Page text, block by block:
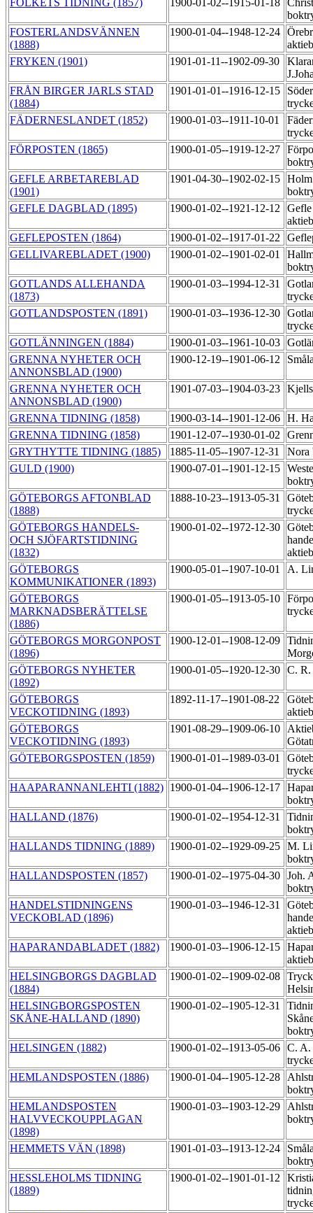
FOLKETS TIDNING (1857) 1900-01-02--1915-01-18
FOSTERLANDSVÄNNEN
(1888)
1900-01-04--1948-12-24
FRYKEN (1901)
1901-01-11--1902-09-30
FRÅN BIRGER JARLS STAD
(1884)
1901-01-01--1916-12-15
FÄDERNESLANDET (1852)
1900-01-03--1911-10-01
FÖRPOSTEN (1865)
1900-01-05--1919-12-27
GEFLE ARBETAREBLAD
(1901)
1901-04-30--1902-02-15
GEFLE DAGBLAD (1895)
1900-01-02--1921-12-12
GEFLEPOSTEN (1864)
1900-01-02--1917-01-22
GELLIVAREBLADET (1900)
1900-01-02--1901-02-01
GOTLANDS ALLEHANDA
(1873)
1900-01-03--1994-12-31
GOTLANDSPOSTEN (1891)
1900-01-03--1936-12-30
GOTLÄNNINGEN (1884)
1900-01-03--1961-10-03
GRENNA NYHETER OCH
ANNONSBLAD (1900)
1900-12-19--1901-06-12
GRENNA NYHETER OCH
ANNONSBLAD (1900)
1901-07-03--1904-03-23
GRENNA TIDNING (1858) 1900-03-14--1901-12-06 H.
GRENNA TIDNING (1858)
1901-12-07--1930-01-02
GRYTHYTTE TIDNING (1885)
1885-11-05--1907-12-31
Nora
GULD (1900)
1900-07-01--1901-12-15
GÖTEBORGS AFTONBLAD
(1888)
1888-10-23--1913-05-31
GÖTEBORGS HANDELS-
OCH SJÖFARTSTIDNING
(1832)
1900-01-02--1972-12-30
GÖTEBORGS
KOMMUNIKATIONER (1893)
1900-05-01--1907-10-01 A.
GÖTEBORGS
MARKNADSBERÄTTELSE
(1886)
1900-01-05--1913-05-10
GÖTEBORGS MORGONPOST
(1896)
1900-12-01--1908-12-09
GÖTEBORGS NYHETER
(1892)
1900-01-05--1920-12-30 C.
GÖTEBORGS
VECKOTIDNING (1893)
1892-11-17--1901-08-22
GÖTEBORGS
VECKOTIDNING (1893)
1901-08-29--1909-06-10
GÖTEBORGSPOSTEN (1859)
1900-01-01--1989-03-01
HAAPARANNANLEHTI (1882) 1900-01-04--1906-12-17
HALLAND (1876)
1900-01-02--1954-12-31
HALLANDS TIDNING (1889)
1900-01-02--1929-09-25 M.
HALLANDSPOSTEN (1857)
1900-01-02--1975-04-30 Joh.
HANDELSTIDNINGENS
VECKOBLAD (1896)
1900-01-03--1946-12-31
HAPARANDABLADET (1882)
1900-01-03--1906-12-15
HELSINGBORGS DAGBLAD
(1884)
1900-01-02--1909-02-08
HELSINGBORGSPOSTEN
SKÅNE-HALLAND (1890)
1900-01-02--1905-12-31
HELSINGEN (1882)
1900-01-02--1913-05-06 C. A.
HEMLANDSPOSTEN (1886)
1900-01-04--1905-12-28
HEMLANDSPOSTEN
HALVVECKOUPPLAGAN
(1898)
1900-01-03--1903-12-29
HEMMETS VÄN (1898) 1901-01-03--1913-12-24
HESSLEHOLMS TIDNING
(1889)
1900-01-02--1901-01-12